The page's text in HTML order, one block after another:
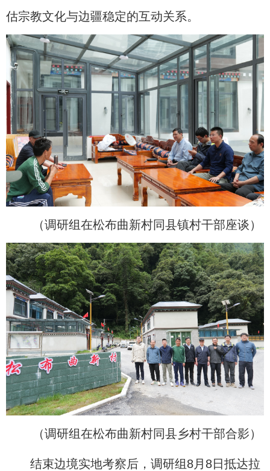
估宗教文化与边疆稳定的互动关系。
（调研组在松布曲新村同县镇村干部座谈）
（调研组在松布曲新村同县乡村干部合影）
结束边境实地考察后，调研组8月8日抵达拉